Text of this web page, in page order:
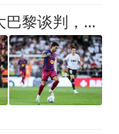
去意已决！费兰已同意与大巴黎谈判，马竞加入争夺战，巴萨不着急卖人